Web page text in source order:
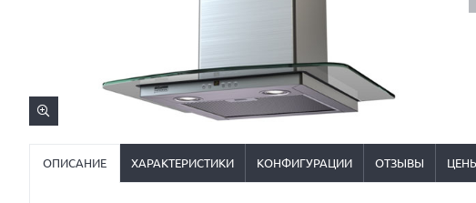
ОПИСАНИЕ ХАРАКТЕРИСТИКИ КОНФИГУРАЦИИ ОТЗЫВЫ